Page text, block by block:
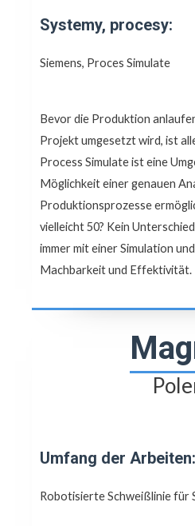
Systemy, procesy:
Siemens, Proces Simulate
Bevor die Produktion
Projekt umgesetzt wird, ist
Process Simulate ist eine
Möglichkeit einer genauen
Produktionsprozesse
vielleicht 50? Kein
immer mit einer Simulation
Machbarkeit und Effektivität.
Umfang der Arbeiten:
Robotisierte Schweißlinie für